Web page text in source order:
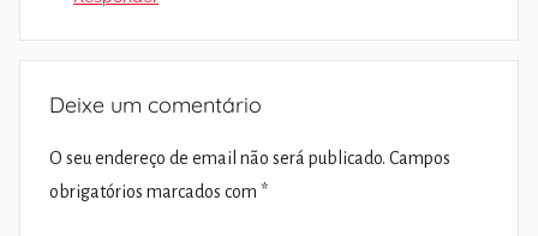
Deixe um comentário
O seu endereço de email não será publicado. Campos
obrigatórios marcados com *